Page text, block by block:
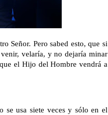
Señor. Pero sabed esto, que si
velaría, y no dejaría minar
el Hijo del Hombre vendrá a
se usa siete veces y sólo en el